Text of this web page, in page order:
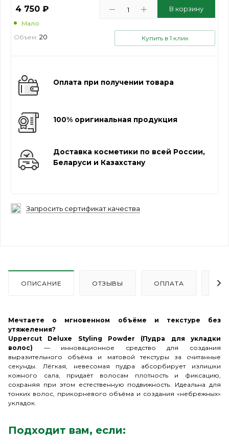
4 750 ₽
Мало
Объем: 20
В корзину
Купить в 1 клик
Оплата при получении товара
100% оригинальная продукция
Доставка косметики по всей России,
Беларуси и Казахстану
Запросить сертификат качества
ОПИСАНИЕ ОТЗЫВЫ ОПЛАТА
Мечтаете о мгновенном объёме и текстуре без
утяжеления?
Uppercut Deluxe Styling Powder (Пудра для укладки
волос) — инновационное средство для создания
выразительного объёма и матовой текстуры за считанные
секунды. Лёгкая, невесомая пудра абсорбирует излишки
кожного сала, придаёт волосам плотность и фиксацию,
сохраняя при этом естественную подвижность. Идеальна для
тонких волос, прикорневого объёма и создания «небрежных»
укладок.
Подходит вам, если: